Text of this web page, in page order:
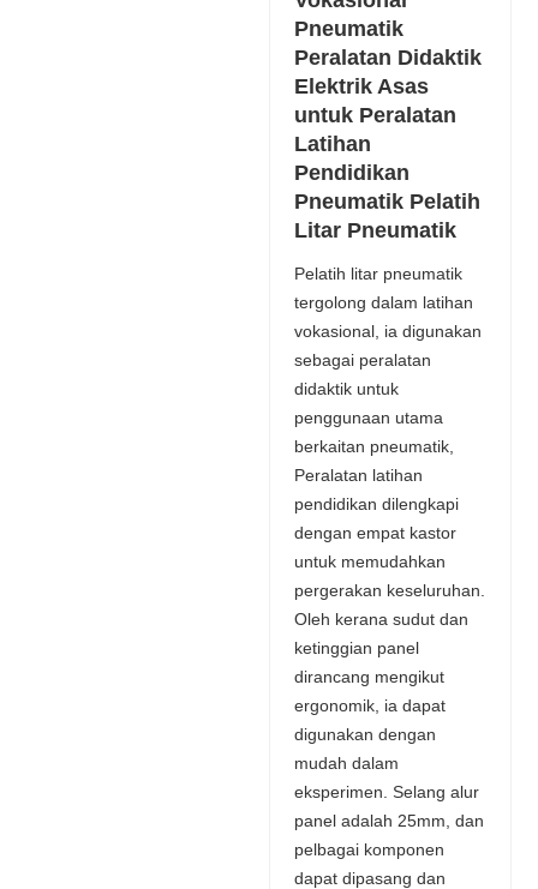
Pneumatik
Peralatan Didaktik
Elektrik Asas
untuk Peralatan
Latihan
Pendidikan
Pneumatik Pelatih
Litar Pneumatik
Pelatih litar pneumatik
tergolong dalam latihan
vokasional, ia digunakan
sebagai peralatan
didaktik untuk
penggunaan utama
berkaitan pneumatik,
Peralatan latihan
pendidikan dilengkapi
dengan empat kastor
untuk memudahkan
pergerakan keseluruhan.
Oleh kerana sudut dan
ketinggian panel
dirancang mengikut
ergonomik, ia dapat
digunakan dengan
mudah dalam
eksperimen. Selang alur
panel adalah 25mm, dan
pelbagai komponen
dapat dipasang dan